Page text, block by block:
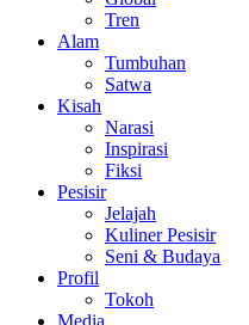
Tren
Alam
Tumbuhan
Satwa
Kisah
Narasi
Inspirasi
Fiksi
Pesisir
Jelajah
Kuliner Pesisir
Seni & Budaya
Profil
Tokoh
Media